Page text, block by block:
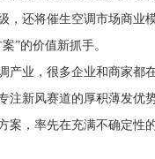
，还将催生空调市场商业
”的价值新抓手。
业，很多企业和商家都
注新风赛道的厚积薄发优
案，率先在充满不确定性